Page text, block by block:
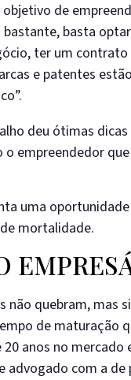
de
basta
ter um
e patentes estão
deu ótimas
empreendedor
uma
mortalidade.
não quebram, mas
de maturação
anos no mercado
advogado com a de